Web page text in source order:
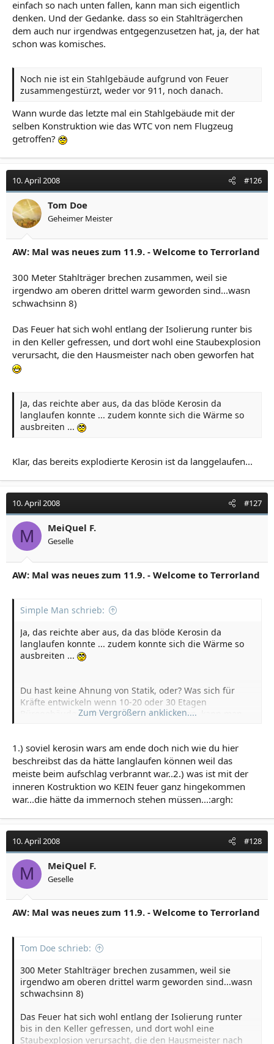
einfach so nach unten fallen, kann man sich eigentlich
denken. Und der Gedanke. dass so ein Stahlträgerchen
dem auch nur irgendwas entgegenzusetzen hat, ja, der hat
schon was komisches.
Noch nie ist ein Stahlgebäude aufgrund von Feuer
zusammengestürzt, weder vor 911, noch danach.
Wann wurde das letzte mal ein Stahlgebäude mit der
selben Konstruktion wie das WTC von nem Flugzeug
getroffen?
10. April 2008 #126
Tom Doe
Geheimer Meister
AW: Mal was neues zum 11.9. - Welcome to Terrorland
300 Meter Stahlträger brechen zusammen, weil sie
irgendwo am oberen drittel warm geworden sind...wasn
schwachsinn 8)
Das Feuer hat sich wohl entlang der Isolierung runter bis
in den Keller gefressen, und dort wohl eine Staubexplosion
verursacht, die den Hausmeister nach oben geworfen hat
Ja, das reichte aber aus, da das blöde Kerosin da
langlaufen konnte ... zudem konnte sich die Wärme so
ausbreiten ...
Klar, das bereits explodierte Kerosin ist da langgelaufen...
10. April 2008 #127
M MeiQuel F.
Geselle
AW: Mal was neues zum 11.9. - Welcome to Terrorland
Simple Man schrieb:
Ja, das reichte aber aus, da das blöde Kerosin da
langlaufen konnte ... zudem konnte sich die Wärme so
ausbreiten ...
Du hast keine Ahnung von Statik, oder? Was sich für
Kräfte entwickeln wenn 10-20 oder 30 Etagen
Bürogebäude einfach so nach unten fallen, kann man
entgegenzusetzen hat, ja, der hat schon was komisches.
Wann wurde das letzte mal ein Stahlgebäude mit der
selben Konstruktion wie das WTC von nem Flugzeug
getroffen?
Zum Vergrößern anklicken....
1.) soviel kerosin wars am ende doch nich wie du hier
beschreibst das da hätte langlaufen können weil das
meiste beim aufschlag verbrannt war..2.) was ist mit der
inneren Kostruktion wo KEIN feuer ganz hingekommen
war...die hätte da immernoch stehen müssen...:argh:
10. April 2008 #128
M MeiQuel F.
Geselle
AW: Mal was neues zum 11.9. - Welcome to Terrorland
Tom Doe schrieb:
300 Meter Stahlträger brechen zusammen, weil sie
irgendwo am oberen drittel warm geworden sind...wasn
schwachsinn 8)
Das Feuer hat sich wohl entlang der Isolierung runter
bis in den Keller gefressen, und dort wohl eine
Staubexplosion verursacht, die den Hausmeister nach